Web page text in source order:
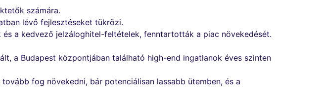
számára.
lévő fejlesztéseket tükrözi.
a kedvező jelzáloghitel-feltételek, fenntartották a piac növekedését.
a Budapest központjában található high-end ingatlanok éves szinten
fog növekedni, bár potenciálisan lassabb ütemben, és a